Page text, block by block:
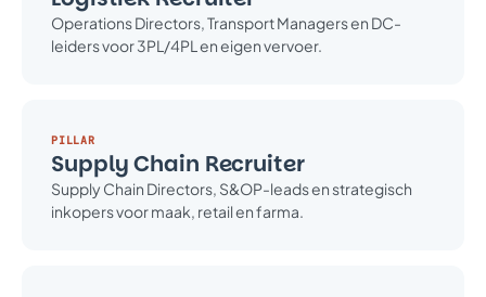
Operations Directors, Transport Managers en DC-
leiders voor 3PL/4PL en eigen vervoer.
PILLAR
Supply Chain Recruiter
Supply Chain Directors, S&OP-leads en strategisch
inkopers voor maak, retail en farma.